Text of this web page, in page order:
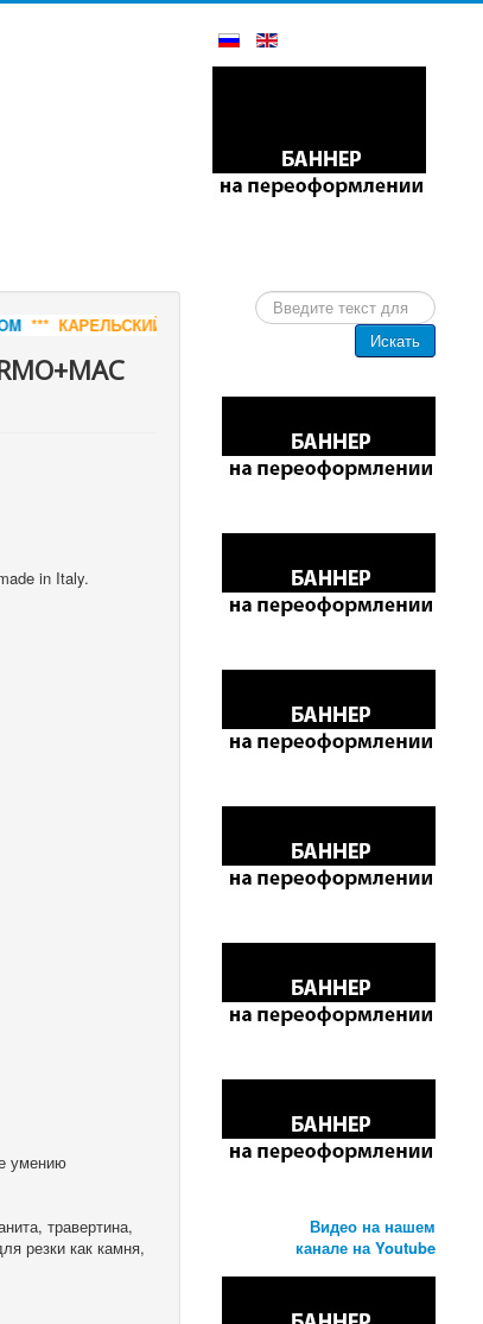
ДИАБАЗ - СЛЭБЫ И РАСПИЛ, РИТУАЛЬНАЯ
in Italy.
умению
травертина,
резки как камня,
Искать...
Искать
Видео на нашем
канале на Youtube